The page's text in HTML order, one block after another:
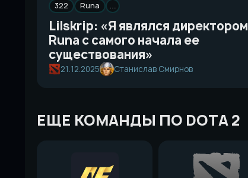
322 Runa …
Lilskrip: «Я являлся директором
Runa с самого начала ее
существования»
21.12.2025 Станислав Смирнов
ЕЩЕ КОМАНДЫ ПО DOTA 2